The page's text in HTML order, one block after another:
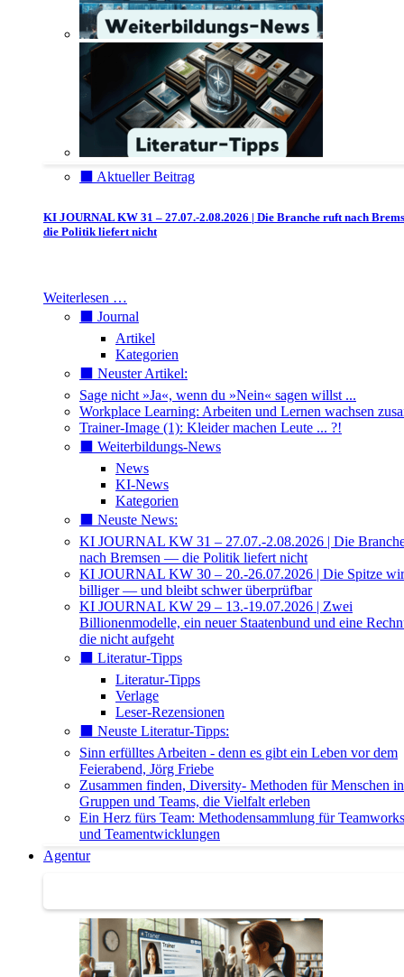
⬛️ Aktueller Beitrag
KI JOURNAL KW 31 – 27.07.-2.08.2026 | Die Branche ruft nach
die Politik liefert nicht
Weiterlesen …
⬛️ Journal
Artikel
Kategorien
⬛️ Neuster Artikel:
Sage nicht »Ja«, wenn du »Nein« sagen willst ...
Workplace Learning: Arbeiten und Lernen wachsen
Trainer-Image (1): Kleider machen Leute ... ?!
⬛️ Weiterbildungs-News
News
KI-News
Kategorien
⬛️ Neuste News:
KI JOURNAL KW 31 – 27.07.-2.08.2026 | Die
nach Bremsen — die Politik liefert nicht
KI JOURNAL KW 30 – 20.-26.07.2026 | Die Spitze
billiger — und bleibt schwer überprüfbar
KI JOURNAL KW 29 – 13.-19.07.2026 | Zwei
Billionenmodelle, ein neuer Staatenbund und eine
die nicht aufgeht
⬛️ Literatur-Tipps
Literatur-Tipps
Verlage
Leser-Rezensionen
⬛️ Neuste Literatur-Tipps:
Sinn erfülltes Arbeiten - denn es gibt ein Leben vor dem
Feierabend, Jörg Friebe
Zusammen finden, Diversity- Methoden für Menschen in
Gruppen und Teams, die Vielfalt erleben
Ein Herz fürs Team: Methodensammlung für
und Teamentwicklungen
Agentur